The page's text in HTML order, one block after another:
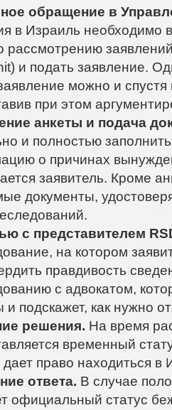
обращение в
в Израиль необходимо
рассмотрению
и подать заявление.
можно и
при этом
анкеты и подача
и полностью
о причинах
заявитель. Кроме
документы,
с представителем
на котором
правдивость
с адвокатом,
и подскажет, как нужно
решения. На время
временный
дает право находиться
ответа. В случае
официальный статус